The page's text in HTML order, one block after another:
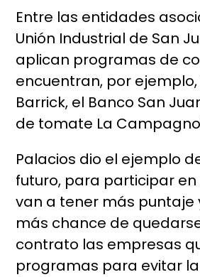
Entre las entidades
Unión Industrial de San
aplican programas de
encuentran, por
Barrick, el Banco San
de tomate La
Palacios dio el ejemplo
futuro, para participar en
van a tener más puntaje
más chance de
contrato las empresas
programas para evitar